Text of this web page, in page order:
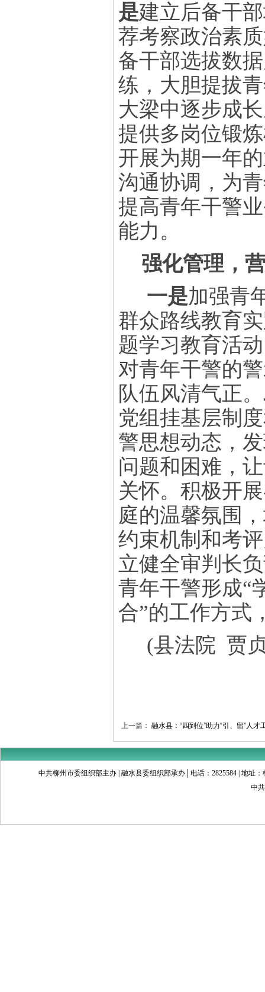
是建立后备干
荐考察政治素
备干部选拔数
练，大胆提拔
大梁中逐步成
提供多岗位锻
开展为期一年
沟通协调，为
提高青年干警
能力。
强化管理，
一是加强青
群众路线教育
题学习教育活
对青年干警的
队伍风清气正。
党组挂基层制
警思想动态，
问题和困难，
关怀。积极开
庭的温馨氛围
约束机制和考
立健全审判长
青年干警形成“
合”的工作方式
(县法院 贾
上一篇： 融水县：“四到位”助力“引、留”人才
中共柳州市委组织部主办 | 融水县委组织部承办│电话：2825584 | 地址
中